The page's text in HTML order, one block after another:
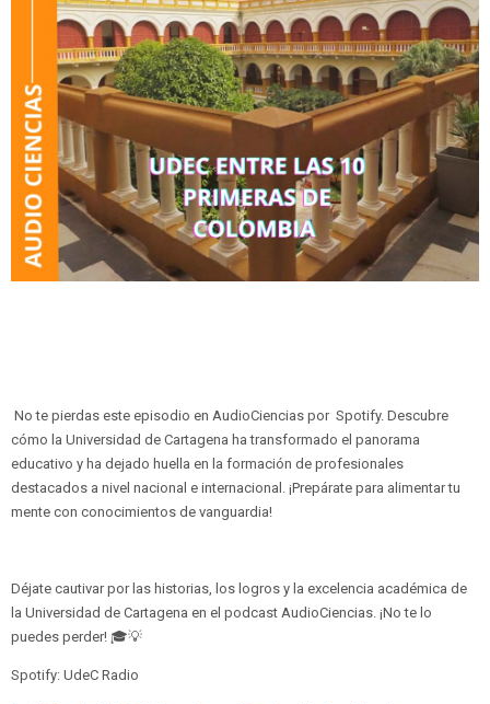
No te pierdas este episodio en AudioCiencias por Spotify. Descubre
cómo la Universidad de Cartagena ha transformado el panorama
educativo y ha dejado huella en la formación de profesionales
destacados a nivel nacional e internacional. ¡Prepárate para alimentar tu
mente con conocimientos de vanguardia!
Déjate cautivar por las historias, los logros y la excelencia académica de
la Universidad de Cartagena en el podcast AudioCiencias. ¡No te lo
puedes perder! 🎓💡
Spotify: UdeC Radio